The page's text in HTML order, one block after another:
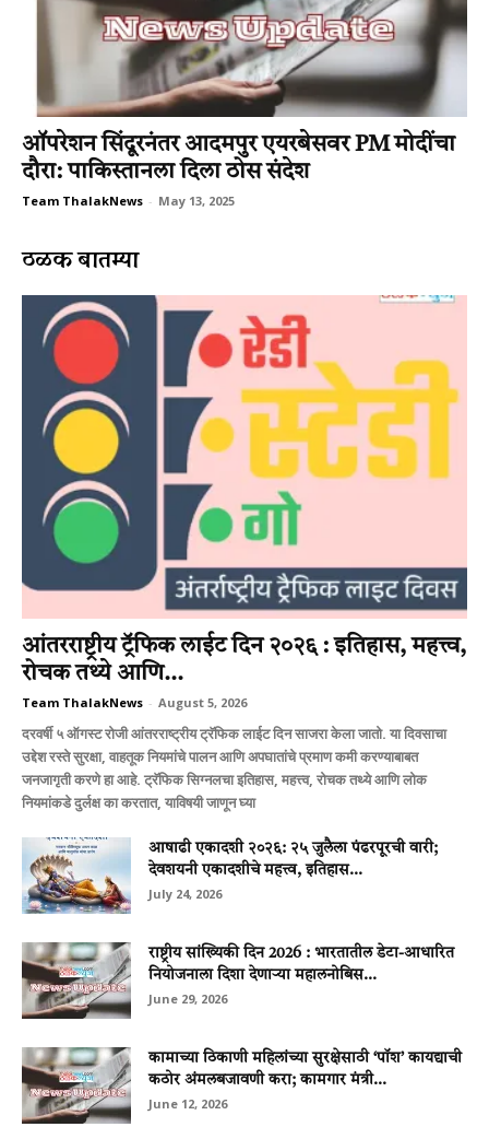
ऑपरेशन सिंदूरनंतर आदमपुर एयरबेसवर PM मोदींचा
दौरा: पाकिस्तानला दिला ठोस संदेश
Team ThalakNews - May 13, 2025
ठळक बातम्या
आंतरराष्ट्रीय ट्रॅफिक लाईट दिन २०२६ : इतिहास, महत्त्व,
रोचक तथ्ये आणि...
Team ThalakNews - August 5, 2026
दरवर्षी ५ ऑगस्ट रोजी आंतरराष्ट्रीय ट्रॅफिक लाईट दिन साजरा केला जातो. या दिवसाचा
उद्देश रस्ते सुरक्षा, वाहतूक नियमांचे पालन आणि अपघातांचे प्रमाण कमी करण्याबाबत
जनजागृती करणे हा आहे. ट्रॅफिक सिग्नलचा इतिहास, महत्त्व, रोचक तथ्ये आणि लोक
नियमांकडे दुर्लक्ष का करतात, याविषयी जाणून घ्या
आषाढी एकादशी २०२६: २५ जुलैला पंढरपूरची वारी;
देवशयनी एकादशीचे महत्त्व, इतिहास...
July 24, 2026
राष्ट्रीय सांख्यिकी दिन 2026 : भारतातील डेटा-आधारित
नियोजनाला दिशा देणाऱ्या महालनोबिस...
June 29, 2026
कामाच्या ठिकाणी महिलांच्या सुरक्षेसाठी ‘पॉश’ कायद्याची
कठोर अंमलबजावणी करा; कामगार मंत्री...
June 12, 2026